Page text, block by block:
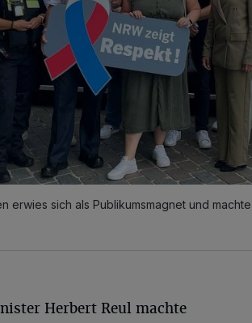
erwies sich als Publikumsmagnet und
Herbert Reul machte